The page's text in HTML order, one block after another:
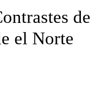
de
el Norte